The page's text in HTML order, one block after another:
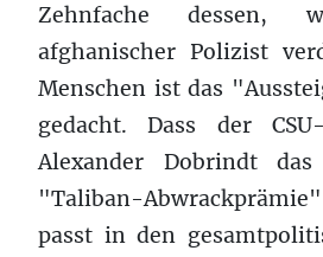
Zehnfache dessen,
afghanischer Polizist
Menschen ist das
gedacht. Dass der CSU-
Alexander Dobrindt
"Taliban-
passt in den